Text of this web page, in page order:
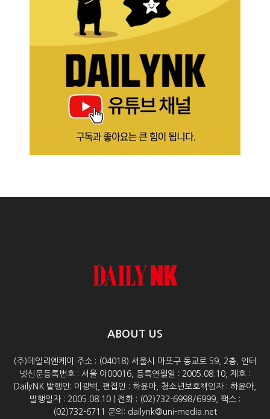
ABOUT US
(주)데일리엔케이 주소 : (04018) 서울시 마포구 동교로 59, 2층, 인터
넷신문등록번호 : 서울 아00016, 등록연월일 : 2005.08.10, 제호 :
DailyNK 발행인: 이광백, 편집인 : 하윤아, 청소년보호책임자 : 하윤아,
발행일자 : 2005.08.10 | 전화 : (02)732-6998/6999, 팩스 :
(02)732-6711 문의: dailynk@uni-media.net